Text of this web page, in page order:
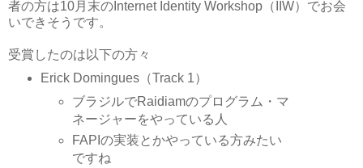
者の方は10月末のInternet Identity Workshop（IIW）でお会
いできそうです。
受賞したのは以下の方々
Erick Domingues（Track 1）
ブラジルでRaidiamのプログラム・マ
ネージャーをやっている人
FAPIの実装とかやっている方みたい
ですね